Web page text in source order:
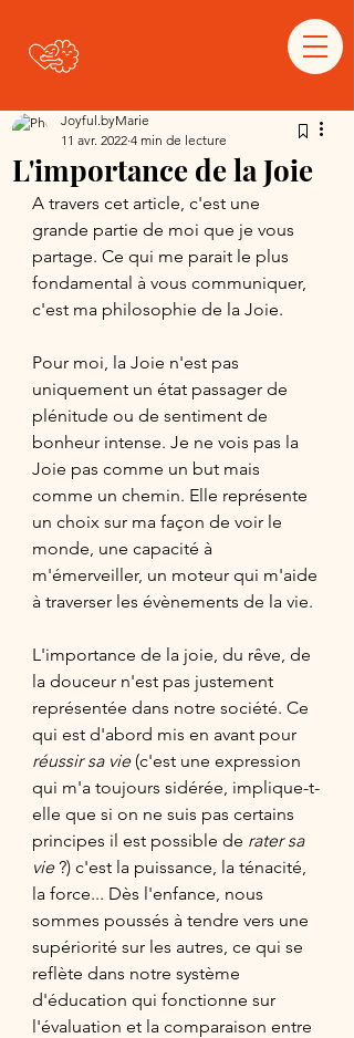
L'importance de la Joie
Joyful.byMarie
11 avr. 2022 4 min de lecture
A travers cet article, c'est une
grande partie de moi que je vous
partage. Ce qui me parait le plus
fondamental à vous communiquer,
c'est ma philosophie de la Joie.
Pour moi, la Joie n'est pas
uniquement un état passager de
plénitude ou de sentiment de
bonheur intense. Je ne vois pas la
Joie pas comme un but mais
comme un chemin. Elle représente
un choix sur ma façon de voir le
monde, une capacité à
m'émerveiller, un moteur qui m'aide
à traverser les évènements de la vie.
L'importance de la joie, du rêve, de
la douceur n'est pas justement
représentée dans notre société. Ce
qui est d'abord mis en avant pour
réussir sa vie (c'est une expression
qui m'a toujours sidérée, implique-t-
elle que si on ne suis pas certains
principes il est possible de rater sa
vie ?) c'est la puissance, la ténacité,
la force... Dès l'enfance, nous
sommes poussés à tendre vers une
supériorité sur les autres, ce qui se
reflète dans notre système
d'éducation qui fonctionne sur
l'évaluation et la comparaison entre